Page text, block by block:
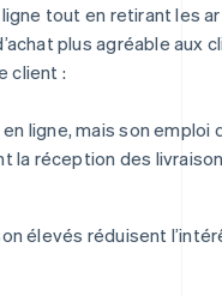
tout en retirant les
plus agréable aux
client :
ligne, mais son emploi
la réception des
élevés réduisent